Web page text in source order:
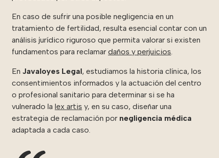
En caso de sufrir una posible negligencia en un
tratamiento de fertilidad, resulta esencial contar con un
análisis jurídico riguroso que permita valorar si existen
fundamentos para reclamar daños y perjuicios.
En Javaloyes Legal, estudiamos la historia clínica, los
consentimientos informados y la actuación del centro
o profesional sanitario para determinar si se ha
vulnerado la lex artis y, en su caso, diseñar una
estrategia de reclamación por negligencia médica
adaptada a cada caso.